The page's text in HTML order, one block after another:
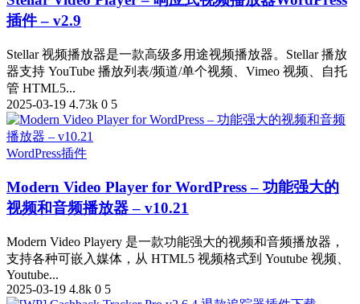
插件 – v2.9
Stellar 视频播放器是一款高级多用途视频播放器。Stellar 播放
器支持 YouTube 播放列表/频道/单个视频、Vimeo 视频、自托
管 HTML5...
2025-03-19 4.73k 0 5
WordPress插件
Modern Video Player for WordPress – 功能强大的
视频和音频播放器 – v10.21
Modern Video Playery 是一款功能强大的视频和音频播放器，
支持各种可嵌入媒体，从 HTML5 视频格式到 Youtube 视频、
Youtube...
2025-03-19 4.8k 0 5